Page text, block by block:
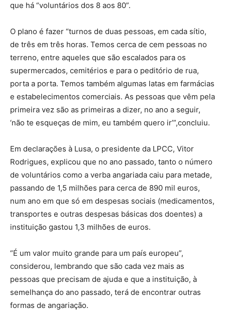
que há “voluntários dos 8 aos 80”.
O plano é fazer “turnos de duas pessoas, em cada sítio,
de três em três horas. Temos cerca de cem pessoas no
terreno, entre aqueles que são escalados para os
supermercados, cemitérios e para o peditório de rua,
porta a porta. Temos também algumas latas em farmácias
e estabelecimentos comerciais. As pessoas que vêm pela
primeira vez são as primeiras a dizer, no ano a seguir,
‘não te esqueças de mim, eu também quero ir’”,concluiu.
Em declarações à Lusa, o presidente da LPCC, Vitor
Rodrigues, explicou que no ano passado, tanto o número
de voluntários como a verba angariada caiu para metade,
passando de 1,5 milhões para cerca de 890 mil euros,
num ano em que só em despesas sociais (medicamentos,
transportes e outras despesas básicas dos doentes) a
instituição gastou 1,3 milhões de euros.
“É um valor muito grande para um país europeu”,
considerou, lembrando que são cada vez mais as
pessoas que precisam de ajuda e que a instituição, à
semelhança do ano passado, terá de encontrar outras
formas de angariação.